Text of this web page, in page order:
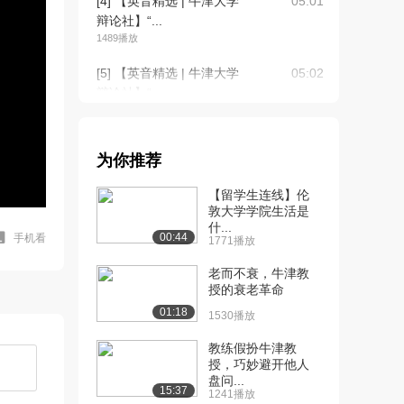
手机看
辩论社】“...
1489播放
[5] 【英音精选 | 牛津大学
05:02
辩论社】“...
[7] 【英音精选 | 牛津大学
辩论社】“...
06:22
[8] 【英音精选 | 牛津大学
辩论社】“...
[9] 【英音精选 | 牛津大学
辩论社】“...
1560播放
08:09
为你推荐
00:44
【留学生连线】伦
敦大学学院生活是
什...
1771播放
01:18
老而不衰，牛津教
授的衰老革命
1530播放
15:37
教练假扮牛津教
授，巧妙避开他人
盘问...
1241播放